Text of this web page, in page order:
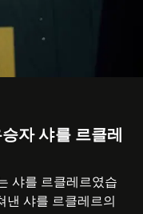
자 샤를 르클레
샤를 르클레르였습
낸 샤를 르클레르의